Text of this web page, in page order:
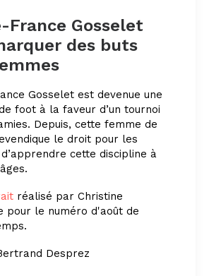
France Gosselet
des buts
Gosselet est devenue une
foot à la faveur d’un tournoi
Depuis, cette femme de
le droit pour les
cette discipline à
réalisé par Christine
pour le numéro d'août de
Desprez